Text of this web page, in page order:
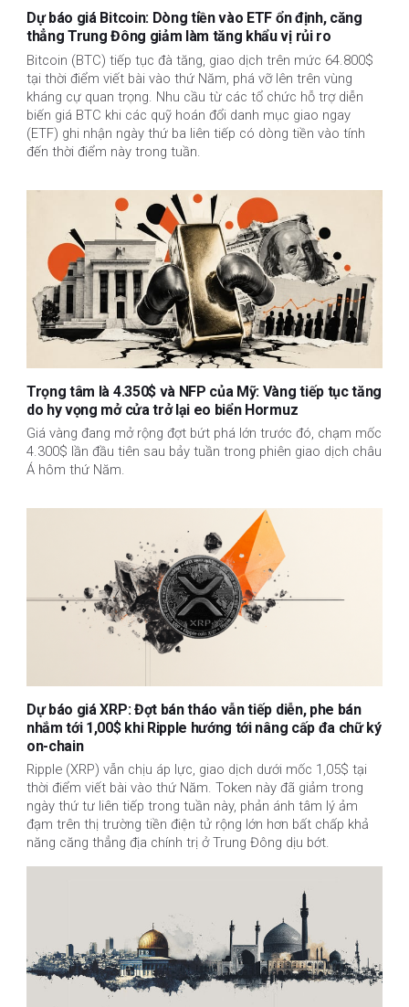
Dự báo giá Bitcoin: Dòng tiền vào ETF ổn định, căng
thẳng Trung Đông giảm làm tăng khẩu vị rủi ro
Bitcoin (BTC) tiếp tục đà tăng, giao dịch trên mức 64.800$
tại thời điểm viết bài vào thứ Năm, phá vỡ lên trên vùng
kháng cự quan trọng. Nhu cầu từ các tổ chức hỗ trợ diễn
biến giá BTC khi các quỹ hoán đổi danh mục giao ngay
(ETF) ghi nhận ngày thứ ba liên tiếp có dòng tiền vào tính
đến thời điểm này trong tuần.
Trọng tâm là 4.350$ và NFP của Mỹ: Vàng tiếp tục tăng
do hy vọng mở cửa trở lại eo biển Hormuz
Giá vàng đang mở rộng đợt bứt phá lớn trước đó, chạm mốc
4.300$ lần đầu tiên sau bảy tuần trong phiên giao dịch châu
Á hôm thứ Năm.
Dự báo giá XRP: Đợt bán tháo vẫn tiếp diễn, phe bán
nhắm tới 1,00$ khi Ripple hướng tới nâng cấp đa chữ ký
on-chain
Ripple (XRP) vẫn chịu áp lực, giao dịch dưới mốc 1,05$ tại
thời điểm viết bài vào thứ Năm. Token này đã giảm trong
ngày thứ tư liên tiếp trong tuần này, phản ánh tâm lý ảm
đạm trên thị trường tiền điện tử rộng lớn hơn bất chấp khả
năng căng thẳng địa chính trị ở Trung Đông dịu bớt.